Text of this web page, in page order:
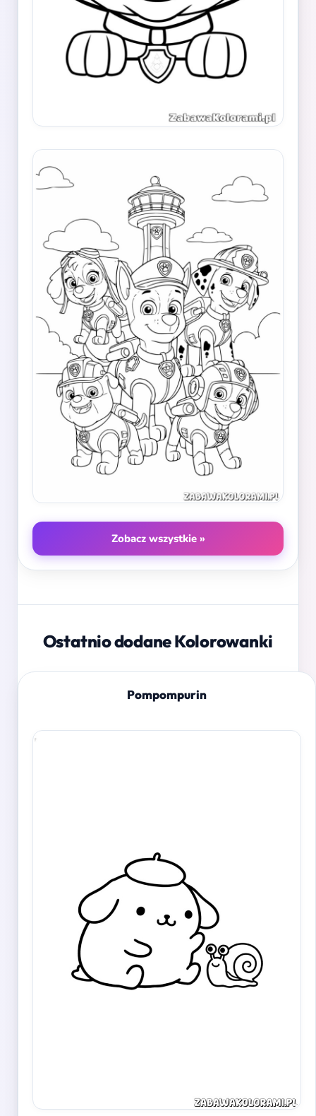
Zobacz wszystkie »
Ostatnio dodane Kolorowanki
Pompompurin